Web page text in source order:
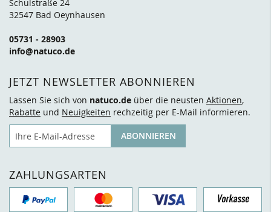
Schulstraße 24
32547 Bad Oeynhausen
05731 - 28903
info@natuco.de
JETZT NEWSLETTER ABONNIEREN
Lassen Sie sich von natuco.de über die neusten Aktionen,
Rabatte und Neuigkeiten rechzeitig per E-Mail informieren.
ABONNIEREN
ZAHLUNGSARTEN